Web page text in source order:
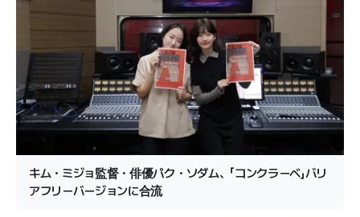
キム・ミジョ監督・俳優パク・ソダム、「コンクラーベ」バリ
アフリーバージョンに合流